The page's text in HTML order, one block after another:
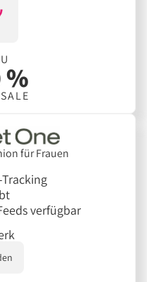
für Frauen
verfügbar